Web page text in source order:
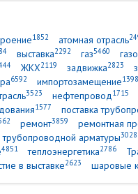
1852 атомная отрасль
выставка2292 газ5460
ЖКХ2119 задвижка2823
6592 импортозамещение1398
3523 нефтепровод1715
1577 поставка
ремонт3859 ремонтная
трубопроводной арматуры3028
4851 теплоэнергетика2786
в выставке2623 шаровые